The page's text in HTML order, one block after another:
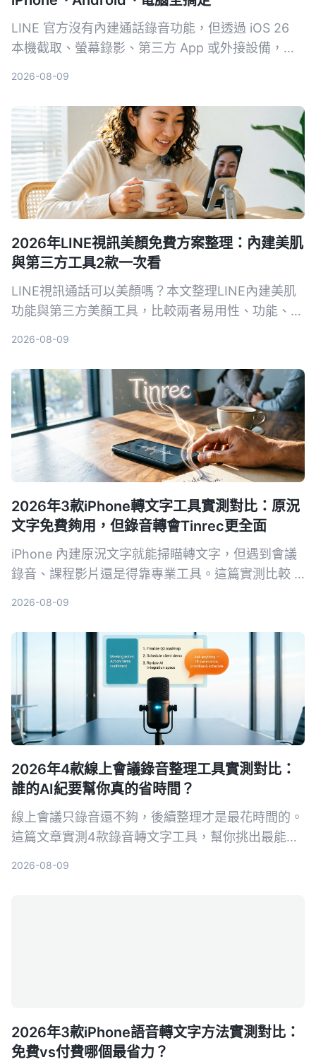
LINE 官方沒有內建通話錄音功能，但透過 iOS 26
本機截取、螢幕錄影、第三方 App 或外接設備，一
2026-08-09
2026年LINE視訊美顏免費方案整理：內建美肌
與第三方工具2款一次看
LINE視訊通話可以美顏嗎？本文整理LINE內建美肌
功能與第三方美顏工具，比較兩者易用性、功能、平
2026-08-09
2026年3款iPhone轉文字工具實測對比：原況
文字免費夠用，但錄音轉會Tinrec更全面
iPhone 內建原況文字就能掃瞄轉文字，但遇到會議
錄音、課程影片還是得靠專業工具。這篇實測比較 3
最划算。
2026-08-09
2026年4款線上會議錄音整理工具實測對比：
誰的AI紀要幫你真的省時間？
線上會議只錄音還不夠，後續整理才是最花時間的。
這篇文章實測4款錄音轉文字工具，幫你挑出最能自
2026-08-09
2026年3款iPhone語音轉文字方法實測對比：
免費vs付費哪個最省力？